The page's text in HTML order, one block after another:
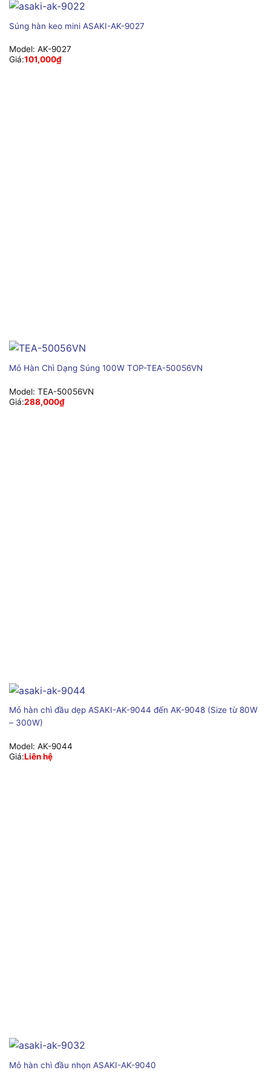
Súng hàn keo mini ASAKI-AK-9027
Model: AK-9027
Giá:101,000₫
Mỏ Hàn Chì Dạng Súng 100W TOP-TEA-50056VN
Model: TEA-50056VN
Giá:288,000₫
Mỏ hàn chì đầu dẹp ASAKI-AK-9044 đến AK-9048 (Size từ 80W
– 300W)
Model: AK-9044
Giá:Liên hệ
Mỏ hàn chì đầu nhọn ASAKI-AK-9040